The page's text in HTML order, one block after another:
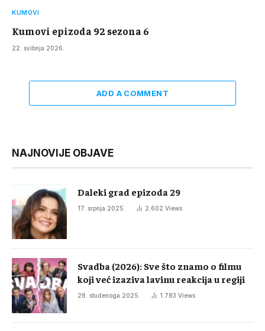
KUMOVI
Kumovi epizoda 92 sezona 6
22. svibnja 2026.
ADD A COMMENT
NAJNOVIJE OBJAVE
Daleki grad epizoda 29
17. srpnja 2025. 2.602 Views
Svadba (2026): Sve što znamo o filmu
koji već izaziva lavinu reakcija u regiji
28. studenoga 2025. 1.783 Views